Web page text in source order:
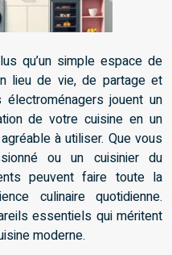
qu’un simple espace de
lieu de vie, de partage et
électroménagers jouent un
de votre cuisine en un
à utiliser. Que vous
ou un cuisinier du
peuvent faire toute la
culinaire quotidienne.
essentiels qui méritent
moderne.